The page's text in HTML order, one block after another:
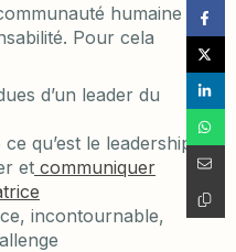
humaine
Pour cela
d’un leader du
qu’est le leadership
et communiquer
incontournable,